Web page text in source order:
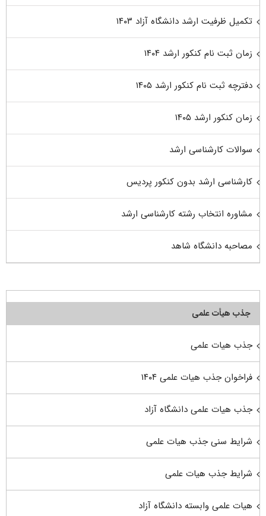
تکمیل ظرفیت ارشد دانشگاه آزاد ۱۴۰۳
زمان ثبت نام کنکور ارشد ۱۴۰۴
دفترچه ثبت نام کنکور ارشد ۱۴۰۵
زمان کنکور ارشد ۱۴۰۵
سوالات کارشناسی ارشد
کارشناسی ارشد بدون کنکور پردیس
مشاوره انتخاب رشته کارشناسی ارشد
مصاحبه دانشگاه شاهد
جذب هیأت علمی
جذب هیات علمی
فراخوان جذب هیات علمی ۱۴۰۴
جذب هیات علمی دانشگاه آزاد
شرایط سنی جذب هیات علمی
شرایط جذب هیات علمی
هیات علمی وابسته دانشگاه آزاد